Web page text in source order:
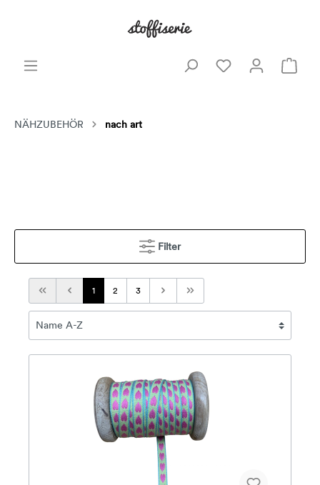
NÄHZUBEHÖR nach art
Filter
1 2 3